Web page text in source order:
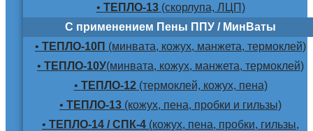
• ТЕПЛО-13(скорлупа, ЛЦП)
С применением Пены ППУ / МинВаты
• ТЕПЛО-10П (минвата, кожух, манжета, термоклей)
• ТЕПЛО-10У(минвата, кожух, манжета, термоклей)
• ТЕПЛО-12(термоклей, кожух, пена)
• ТЕПЛО-13 (кожух, пена, пробки и гильзы)
• ТЕПЛО-14 / СПК-4 (кожух, пена, пробки, гильзы,